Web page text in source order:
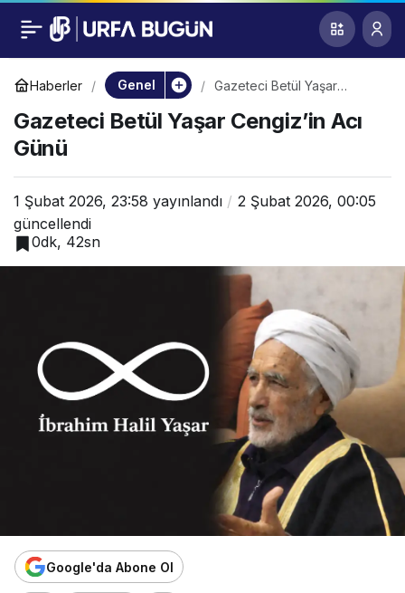
Haberler Genel
Gazeteci Betül Yaşar
Gazeteci Betül Yaşar Cengiz’in Acı
Günü
1 Şubat 2026, 23:58 yayınlandı
2 Şubat 2026, 00:05
güncellendi
0dk, 42sn
Google'da Abone Ol
Gazeteci Betül Yaşar
Cengiz’in Acı Günü
0